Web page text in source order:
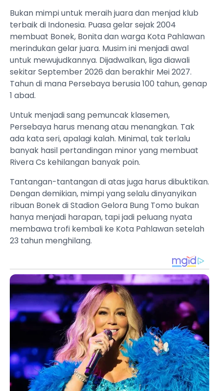
Bukan mimpi untuk meraih juara dan menjad klub
terbaik di Indonesia. Puasa gelar sejak 2004
membuat Bonek, Bonita dan warga Kota Pahlawan
merindukan gelar juara. Musim ini menjadi awal
untuk mewujudkannya. Dijadwalkan, liga diawali
sekitar September 2026 dan berakhir Mei 2027.
Tahun di mana Persebaya berusia 100 tahun, genap
1 abad.
Untuk menjadi sang pemuncak klasemen,
Persebaya harus menang atau menangkan. Tak
ada kata seri, apalagi kalah. Minimal, tak terlalu
banyak hasil pertandingan minor yang membuat
Rivera Cs kehilangan banyak poin.
Tantangan-tantangan di atas juga harus dibuktikan.
Dengan demikian, mimpi yang selalu dinyanyikan
ribuan Bonek di Stadion Gelora Bung Tomo bukan
hanya menjadi harapan, tapi jadi peluang nyata
membawa trofi kembali ke Kota Pahlawan setelah
23 tahun menghilang.